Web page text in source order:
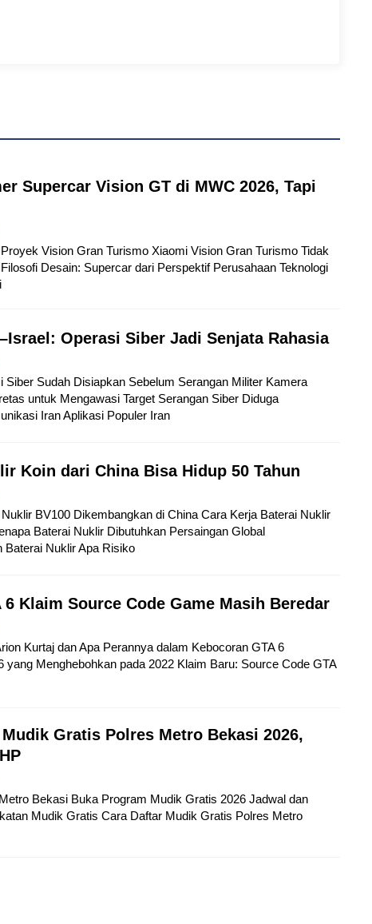
Supercar Vision GT di MWC 2026, Tapi
Vision Gran Turismo Xiaomi Vision Gran Turismo Tidak
Desain: Supercar dari Perspektif Perusahaan Teknologi
Operasi Siber Jadi Senjata Rahasia
Siber Sudah Disiapkan Sebelum Serangan Militer Kamera
untuk Mengawasi Target Serangan Siber Diduga
Iran Aplikasi Populer Iran
Koin dari China Bisa Hidup 50 Tahun
BV100 Dikembangkan di China Cara Kerja Baterai Nuklir
Baterai Nuklir Dibutuhkan Persaingan Global
Baterai Nuklir Apa Risiko
6 Klaim Source Code Game Masih Beredar
Kurtaj dan Apa Perannya dalam Kebocoran GTA 6
yang Menghebohkan pada 2022 Klaim Baru: Source Code GTA
Gratis Polres Metro Bekasi 2026,
Bekasi Buka Program Mudik Gratis 2026 Jadwal dan
Mudik Gratis Cara Daftar Mudik Gratis Polres Metro